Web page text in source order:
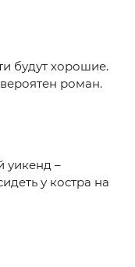
будут хорошие.
роман.
уикенд –
у костра на